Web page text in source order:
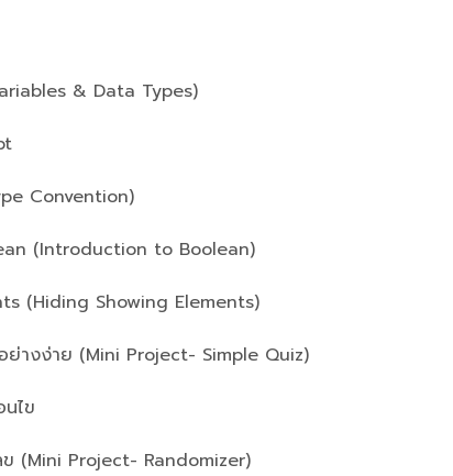
& Data Types)
Convention)
(Introduction to Boolean)
Showing Elements)
างง่าย (Mini Project- Simple Quiz)
ไข
(Mini Project- Randomizer)